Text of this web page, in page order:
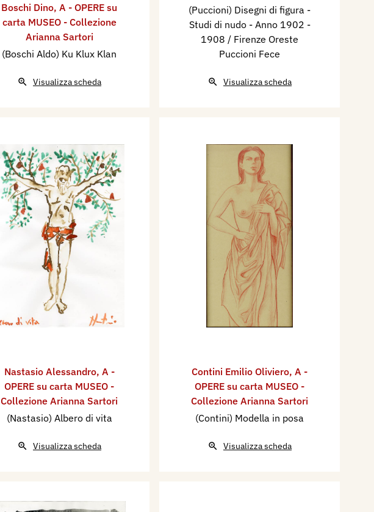
Boschi Dino, A - OPERE su
carta MUSEO - Collezione
Arianna Sartori
(Boschi Aldo) Ku Klux Klan
Visualizza scheda
(Puccioni) Disegni di figura -
Studi di nudo - Anno 1902 -
1908 / Firenze Oreste
Puccioni Fece
Visualizza scheda
Nastasio Alessandro, A -
OPERE su carta MUSEO -
Collezione Arianna Sartori
(Nastasio) Albero di vita
Visualizza scheda
Contini Emilio Oliviero, A -
OPERE su carta MUSEO -
Collezione Arianna Sartori
(Contini) Modella in posa
Visualizza scheda